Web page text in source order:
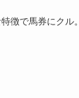
徴で馬券にクル。